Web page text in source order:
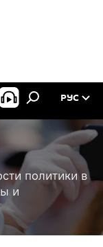
РУС
политики в
и